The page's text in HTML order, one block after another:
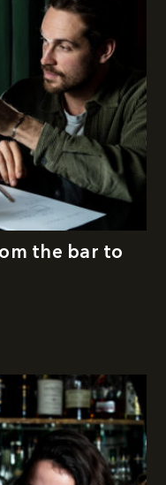
the bar to